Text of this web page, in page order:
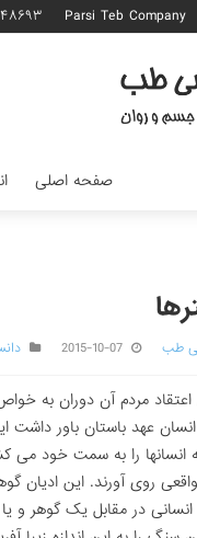
Parsi Teb Company ۰۵۱-
صفحه اصلی
طب 2015-10-07
اعتقاد مردم آن دوران به
عهد باستان باور
انسانها را به سمت خود
روى آورند. این ادیان
در مقابل یک گوهر و